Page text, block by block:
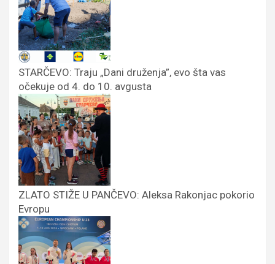
STARČEVO: Traju „Dani druženja”, evo šta vas
očekuje od 4. do 10. avgusta
ZLATO STIŽE U PANČEVO: Aleksa Rakonjac pokorio
Evropu